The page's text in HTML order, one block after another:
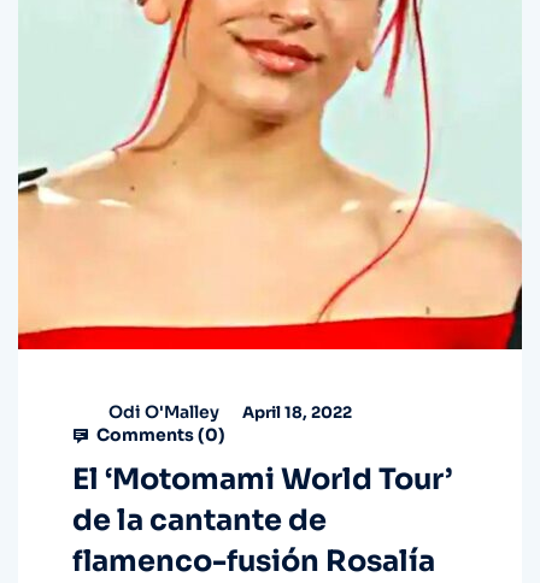
Odi O'Malley April 18, 2022
Comments (0)
El ‘Motomami World Tour’
de la cantante de
flamenco-fusión Rosalía